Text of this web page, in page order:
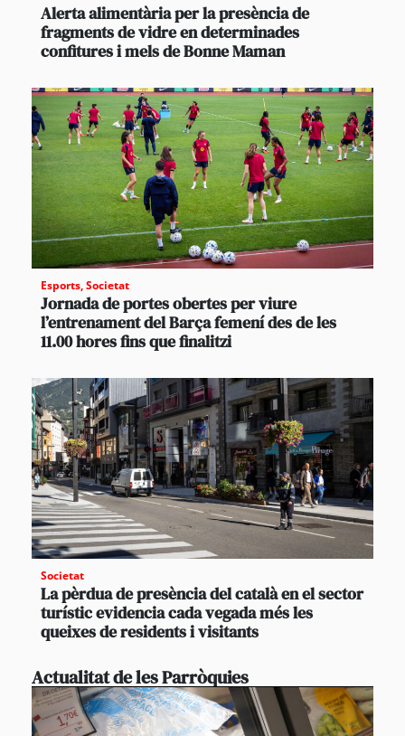
Alerta alimentària per la presència de
fragments de vidre en determinades
confitures i mels de Bonne Maman
Esports,Societat
Jornada de portes obertes per viure
l’entrenament del Barça femení des de les
11.00 hores fins que finalitzi
Societat
La pèrdua de presència del català en el sector
turístic evidencia cada vegada més les
queixes de residents i visitants
Actualitat de les Parròquies